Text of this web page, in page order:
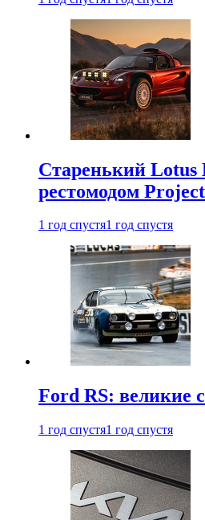
Старенький Lotus
рестомодом
1 год спустя1 год спустя
Ford RS: великие
1 год спустя1 год спустя